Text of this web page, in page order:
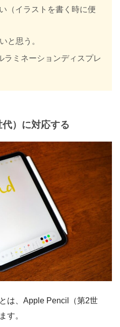
（イラストを書く時に便
と思う。
ラミネーションディスプレ
）に対応する
は、Apple Pencil（第2世
す。